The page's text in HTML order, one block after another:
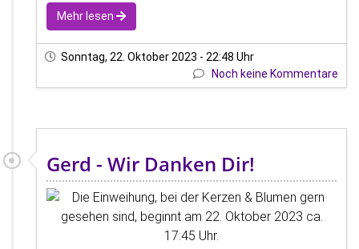
Mehr lesen
Sonntag, 22. Oktober 2023 - 22:48 Uhr
Noch keine Kommentare
Gerd - Wir Danken Dir!